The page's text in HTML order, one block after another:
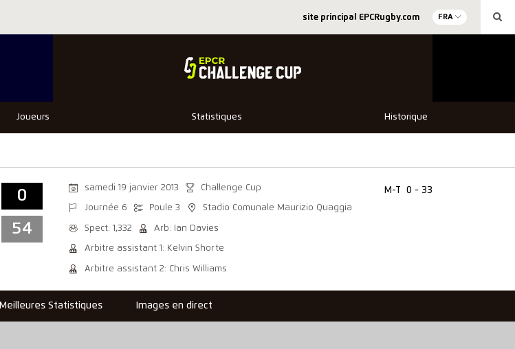
site principal EPCRugby.com FRA
Joueurs Statistiques Historique
0
54
samedi 19 janvier 2013 Challenge Cup
Journée 6 Poule 3 Stadio Comunale Maurizio Quaggia
Spect: 1,332 Arb: Ian Davies
Arbitre assistant 1: Kelvin Shorte
Arbitre assistant 2: Chris Williams
M-T 0 - 33
Meilleures Statistiques Images en direct